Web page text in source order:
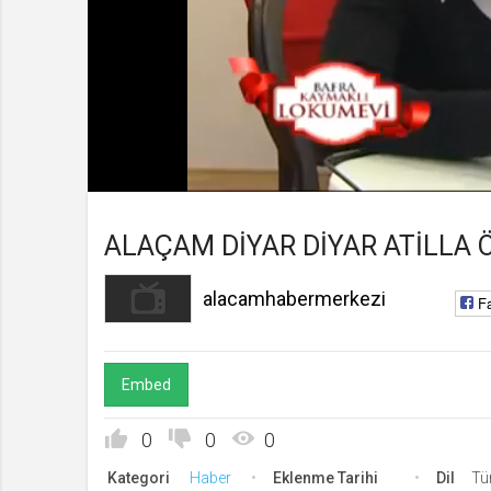
/ Toplam
alacamhabermerkezi
Kanala Katıl
ALAÇAM DİYAR DİYAR ATİLLA
alacamhabermerkezi
Embed
0 0 0
Kategori Haber Eklenme Tarihi Dil